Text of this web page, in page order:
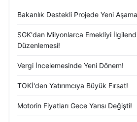
Bakanlık Destekli Projede Yeni
SGK'dan Milyonlarca Emekliyi
Düzenlemesi!
Vergi İncelemesinde Yeni Dönem!
TOKİ'den Yatırımcıya Büyük Fırsat!
Motorin Fiyatları Gece Yarısı Değişti!